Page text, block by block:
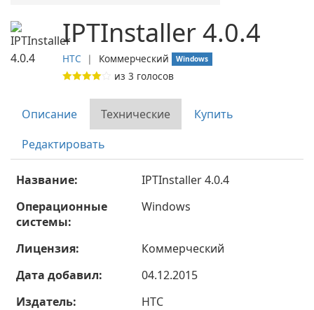
IPTInstaller 4.0.4
HTC ❘ Коммерческий Windows
из 3 голосов
Описание Технические
Купить
Редактировать
Название:
IPTInstaller 4.0.4
Операционные
системы:
Windows
Лицензия:
Коммерческий
Дата добавил:
04.12.2015
Издатель:
HTC